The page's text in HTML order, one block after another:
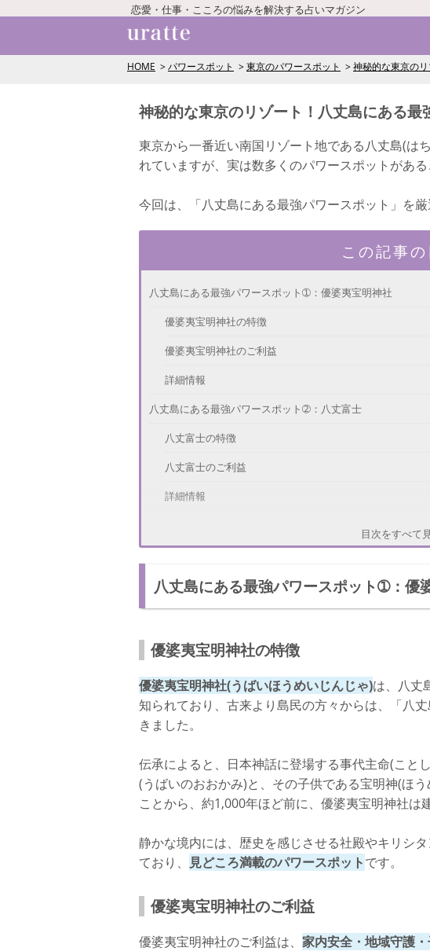
恋愛・仕事・こころの悩みを解決する占いマガジン
HOME パワースポット 東京のパワースポット 神秘的な東京の
神秘的な東京のリゾート！八丈島にある最
東京から一番近い南国リゾート地である八丈島(は
れていますが、実は数多くのパワースポットがあ
今回は、「八丈島にある最強パワースポット」を厳
この記事の
八丈島にある最強パワースポット➀：優婆夷宝明神社
優婆夷宝明神社の特徴
優婆夷宝明神社のご利益
詳細情報
八丈島にある最強パワースポット➁：八丈富士
八丈富士の特徴
八丈富士のご利益
詳細情報
八丈富士浅間神社のご利益
詳細情報
八丈島にある最強パワースポット④：南原千畳敷
南原千畳敷のご利益
詳細情報
八丈島にある最強パワースポット⑤：みはらしの湯
みはらしの湯の特徴
詳細情報
さいごに
目次をすべて
八丈島にある最強パワースポット➀：優
優婆夷宝明神社の特徴
優婆夷宝明神社(うばいほうめいじんじゃ)は、八丈
知られており、古来より島民の方々からは、「八
きました。
伝承によると、日本神話に登場する事代主命(こと
(うばいのおおかみ)と、その子供である宝明神(ほ
ことから、約1,000年ほど前に、優婆夷宝明神社は
静かな境内には、歴史を感じさせる社殿やキリシ
ており、
見どころ満載のパワースポットです。
優婆夷宝明神社のご利益
優婆夷宝明神社のご利益は、 家内安全・地域守護